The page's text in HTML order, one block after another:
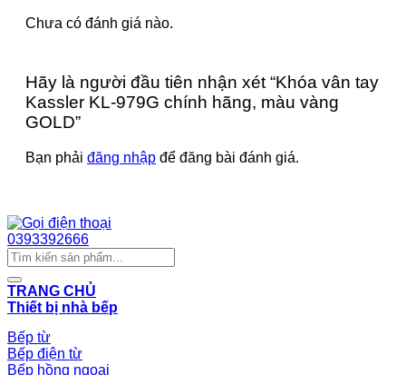
Chưa có đánh giá nào.
Hãy là người đầu tiên nhận xét “Khóa vân tay
Kassler KL-979G chính hãng, màu vàng
GOLD”
Bạn phải đăng nhập để đăng bài đánh giá.
0393392666
Tìm
kiếm:
TRANG CHỦ
Thiết bị nhà bếp
Bếp từ
Bếp điện từ
Bếp hồng ngoại